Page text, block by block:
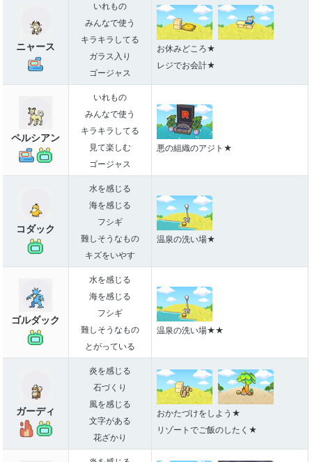
ニャース
いれもの
みんなで使う
キラキラしてる
ガラス入り
ゴージャス
お休みどころ★
レジでお会計★
ペルシアン
いれもの
みんなで使う
キラキラしてる
見て楽しむ
ゴージャス
悪の組織のアジト★
コダック
水を感じる
海を感じる
フシギ
難しそうなもの
キズをいやす
温泉の洗い場★
ゴルダック
水を感じる
海を感じる
フシギ
難しそうなもの
とがっている
温泉の洗い場★★
ガーディ
炎を感じる
石づくり
風を感じる
文字がある
花ざかり
おかたづけをしよう★
リゾートでご飯のしたく★